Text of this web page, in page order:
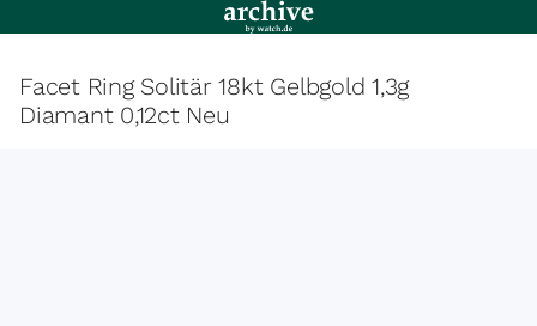
Facet Ring Solitär 18kt Gelbgold 1,3g
Diamant 0,12ct Neu